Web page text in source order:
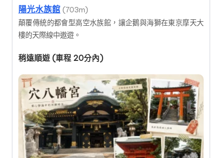
陽光水族館 (703m)
顛覆傳統的都會型高空水族館，讓企鵝與海獅在東京摩天大
樓的天際線中遨遊。
稍遠順遊 (車程 20分內)